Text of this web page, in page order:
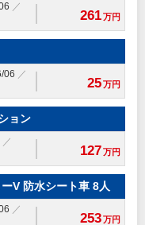
261万円
06
25万円
ョン
127万円
V 防水シート車 8人
253万円